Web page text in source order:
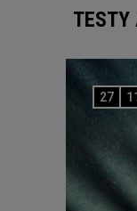
TESTY
27 11